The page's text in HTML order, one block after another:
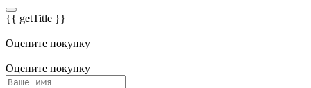
{{ getTitle }}
Оцените покупку
Оцените покупку